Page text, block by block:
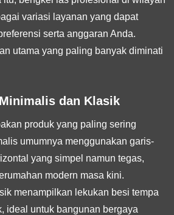
variasi layanan yang dapat
serta anggaran Anda.
utama yang paling banyak diminati
dan Klasik
produk yang paling sering
umumnya menggunakan garis-
yang simpel namun tegas,
modern masa kini.
menampilkan lekukan besi tempa
ideal untuk bangunan bergaya